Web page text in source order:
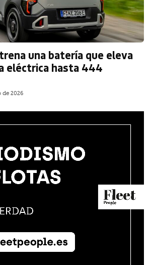
una batería que eleva
eléctrica hasta 444
de 2026